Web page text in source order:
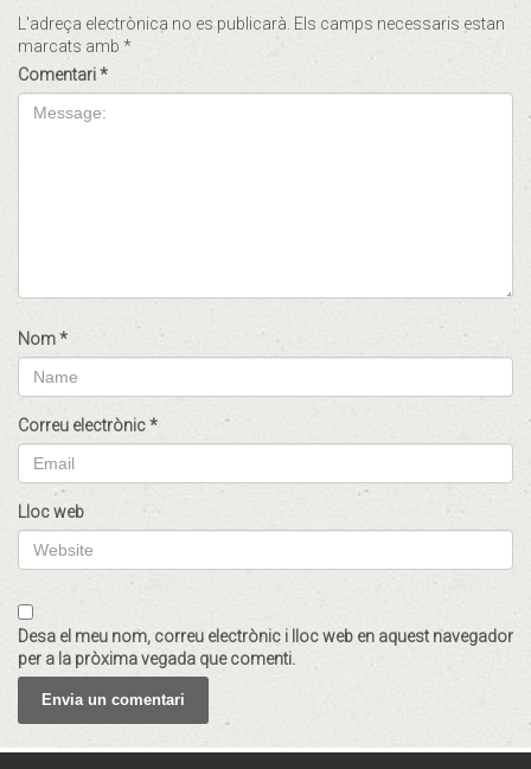
L'adreça electrònica no es publicarà. Els camps necessaris estan
marcats amb *
Comentari*
Nom*
Correu electrònic*
Lloc web
Desa el meu nom, correu electrònic i lloc web en aquest navegador
per a la pròxima vegada que comenti.